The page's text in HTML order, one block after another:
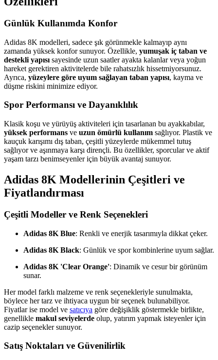
Günlük Kullanımda Konfor
Adidas 8K modelleri, sadece şık görünmekle kalmayıp aynı
zamanda yüksek konfor sunuyor. Özellikle, yumuşak iç taban ve
destekli yapısı sayesinde uzun saatler ayakta kalanlar veya yoğun
hareket gerektiren aktivitelerde bile rahatsızlık hissetmiyorsunuz.
Ayrıca, yüzeylere göre uyum sağlayan taban yapısı, kayma ve
düşme riskini minimize ediyor.
Spor Performansı ve Dayanıklılık
Klasik koşu ve yürüyüş aktiviteleri için tasarlanan bu ayakkabılar,
yüksek performans ve uzun ömürlü kullanım sağlıyor. Plastik ve
kauçuk karışımı dış taban, çeşitli yüzeylerde mükemmel tutuş
sağlıyor ve aşınmaya karşı dirençli. Bu özellikler, sporcular ve aktif
yaşam tarzı benimseyenler için büyük avantaj sunuyor.
Adidas 8K Modellerinin Çeşitleri ve
Fiyatlandırması
Çeşitli Modeller ve Renk Seçenekleri
Adidas 8K Blue: Renkli ve enerjik tasarımıyla dikkat çeker.
Adidas 8K Black: Günlük ve spor kombinlerine uyum sağlar.
Adidas 8K 'Clear Orange': Dinamik ve cesur bir görünüm
sunar.
Her model farklı malzeme ve renk seçenekleriyle sunulmakta,
böylece her tarz ve ihtiyaca uygun bir seçenek bulunabiliyor.
Fiyatlar ise model ve satıcıya göre değişiklik göstermekle birlikte,
genellikle makul seviyelerde olup, yatırım yapmak isteyenler için
cazip seçenekler sunuyor.
Satış Noktaları ve Güvenilirlik